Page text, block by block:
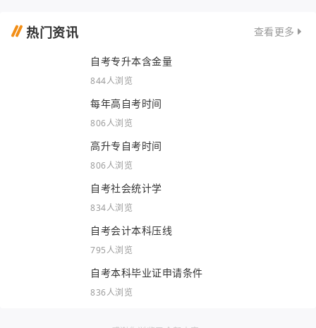
热门资讯 查看更多
自考专升本含金量
844人浏览
每年高自考时间
806人浏览
高升专自考时间
806人浏览
自考社会统计学
834人浏览
自考会计本科压线
795人浏览
自考本科毕业证申请条件
836人浏览